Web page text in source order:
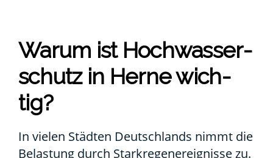
War­um ist Hoch­was­ser­
schutz in Her­ne wich­
tig?
In vie­len Städ­ten Deutsch­lands nimmt die
Belas­tung durch Stark­re­gen­er­eig­nis­se zu.